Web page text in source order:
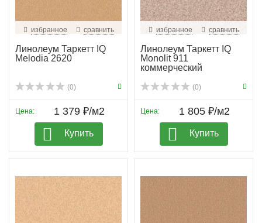
избранное сравнить
Линолеум Таркетт IQ
Melodia 2620
(0)
Цена: 1 379 ₽/м2
Купить
избранное сравнить
Линолеум Таркетт IQ
Monolit 911
коммерческий
(0)
Цена: 1 805 ₽/м2
Купить